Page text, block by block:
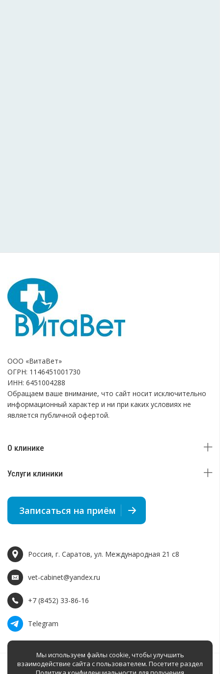
ООО «ВитаВет»
ОГРН: 1146451001730
ИНН: 6451004288
Обращаем ваше внимание, что сайт носит исключительно
информационный характер и ни при каких условиях не
является публичной офертой.
О клинике
Услуги клиники
Записаться на приём
Россия, г. Саратов, ул. Международная 21 c8
vet-cabinet@yandex.ru
+7 (8452) 33-86-16
Telegram
Мы используем файлы cookie, чтобы улучшить
взаимодействие сайта с пользователем. Посетите раздел